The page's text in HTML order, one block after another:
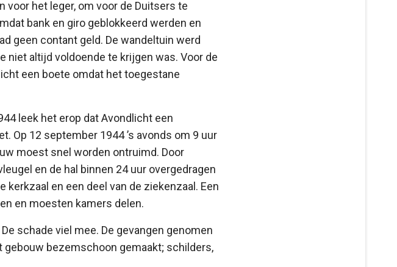
het leger, om voor de Duitsers te
bank en giro geblokkeerd werden en
geen contant geld. De wandeltuin werd
niet altijd voldoende te krijgen was. Voor de
een boete omdat het toegestane
leek het erop dat Avondlicht een
Op 12 september 1944 ’s avonds om 9 uur
moest snel worden ontruimd. Door
en de hal binnen 24 uur overgedragen
en een deel van de ziekenzaal. Een
en moesten kamers delen.
schade viel mee. De gevangen genomen
bezemschoon gemaakt; schilders,